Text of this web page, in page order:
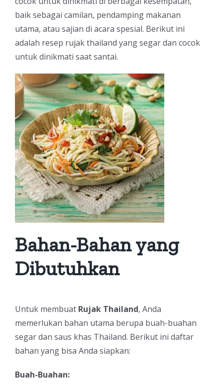
baik sebagai camilan, pendamping makanan
utama, atau sajian di acara spesial. Berikut ini
adalah resep rujak thailand yang segar dan cocok
untuk dinikmati saat santai.
Bahan-Bahan yang
Dibutuhkan
Untuk membuat Rujak Thailand, Anda
memerlukan bahan utama berupa buah-buahan
segar dan saus khas Thailand. Berikut ini daftar
bahan yang bisa Anda siapkan:
Buah-Buahan: